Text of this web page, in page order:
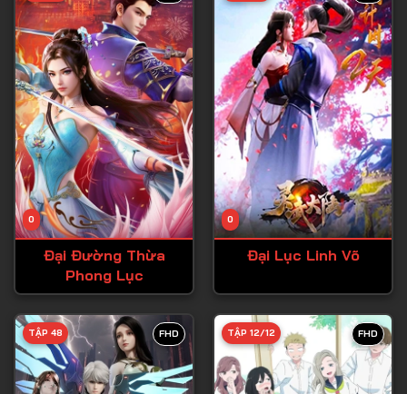
Tập 19
Tập 20
Tập 21
Tập 22
Tập 23
Tập 24
Tập 25
Tập 26
Tập 29
Tập 30
0
Đại Đường Thừa
Phong Lục
0
Đại Lục Linh Võ
FHD
TẬP 48 FHD
TẬP 12/12